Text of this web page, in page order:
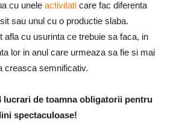
cu unele activitati care fac diferenta
sau unul cu o productie slaba.
afla cu usurinta ce trebuie sa faca, in
lor in anul care urmeaza sa fie si mai
creasca semnificativ.
lucrari de toamna obligatorii pentru
spectaculoase!